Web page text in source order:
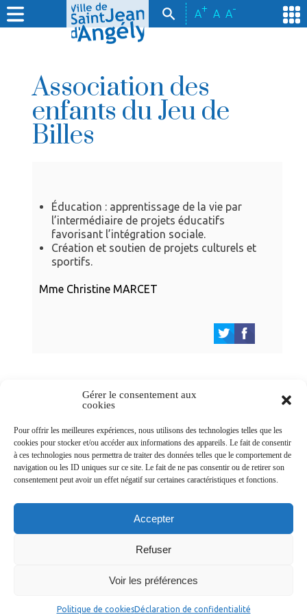
Gérer le consentement aux
cookies
Pour offrir les meilleures expériences, nous utilisons des technologies telles que les
cookies pour stocker et/ou accéder aux informations des appareils. Le fait de consentir
à ces technologies nous permettra de traiter des données telles que le comportement de
navigation ou les ID uniques sur ce site. Le fait de ne pas consentir ou de retirer son
consentement peut avoir un effet négatif sur certaines caractéristiques et fonctions.
Accepter
Refuser
Voir les préférences
Politique de cookiesDéclaration de confidentialité
A+ A A-
Association des
enfants du Jeu de
Billes
Éducation : apprentissage de la vie par
l’intermédiaire de projets éducatifs
favorisant l’intégration sociale.
Création et soutien de projets culturels et
sportifs.
Mme Christine MARCET
Newsletters
Abonnez-vous à la newsletter
>
© Ville de Saint-Jean-d'Angély 2026
Découvrir la ville
Plan du site
Données personnelles